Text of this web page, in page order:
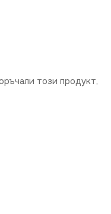
този продукт,